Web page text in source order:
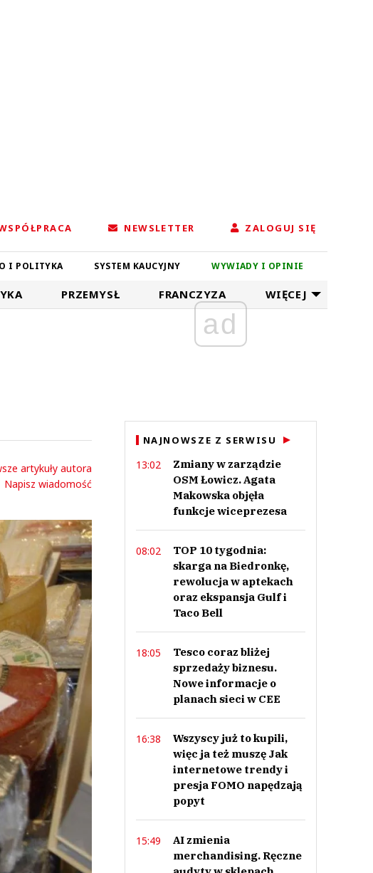
NEWSLETTER ZALOGUJ SIĘ
I POLITYKA SYSTEM KAUCYJNY WYWIADY I OPINIE
PRZEMYSŁ FRANCZYZA WIĘCEJ
artykuły autora
Napisz wiadomość
ad
NAJNOWSZE Z SERWISU
13:02
Zmiany w zarządzie
OSM Łowicz. Agata
Makowska objęła
funkcje wiceprezesa
08:02
TOP 10 tygodnia:
skarga na Biedronkę,
rewolucja w aptekach
oraz ekspansja Gulf i
Taco Bell
18:05
Tesco coraz bliżej
sprzedaży biznesu.
Nowe informacje o
planach sieci w CEE
16:38
Wszyscy już to kupili,
więc ja też muszę Jak
internetowe trendy i
presja FOMO napędzają
popyt
15:49
AI zmienia
merchandising. Ręczne